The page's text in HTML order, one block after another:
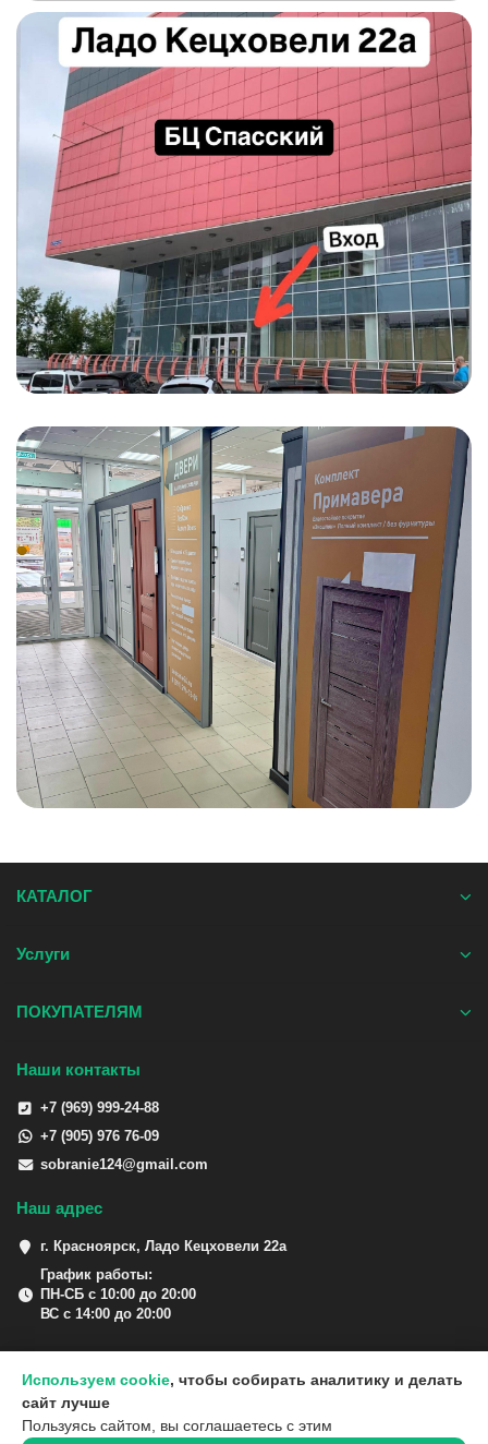
КАТАЛОГ
Услуги
ПОКУПАТЕЛЯМ
Наши контакты
+7 (969) 999-24-88
+7 (905) 976 76-09
sobranie124@gmail.com
Наш адрес
г. Красноярск, Ладо Кецховели 22а
График работы:
ПН-СБ с 10:00 до 20:00
ВС с 14:00 до 20:00
Используем cookie, чтобы собирать аналитику и делать
сайт лучше
Пользуясь сайтом, вы соглашаетесь с этим